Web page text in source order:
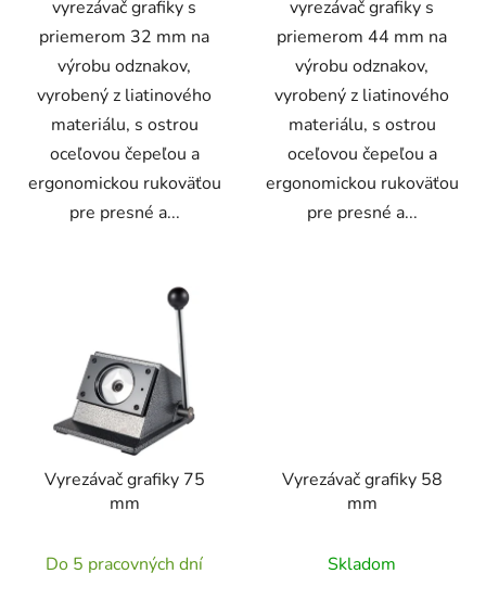
vyrezávač grafiky s
priemerom 32 mm na
výrobu odznakov,
vyrobený z liatinového
materiálu, s ostrou
oceľovou čepeľou a
ergonomickou rukoväťou
pre presné a...
vyrezávač grafiky s
priemerom 44 mm na
výrobu odznakov,
vyrobený z liatinového
materiálu, s ostrou
oceľovou čepeľou a
ergonomickou rukoväťou
pre presné a...
Vyrezávač grafiky 75
mm
Do 5 pracovných dní
Vyrezávač grafiky 58
mm
Skladom